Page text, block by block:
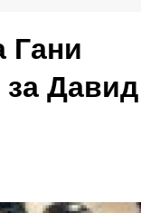
Гани